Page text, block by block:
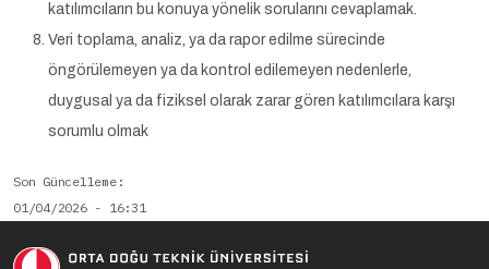
katılımcıların bu konuya yönelik sorularını cevaplamak.
Veri toplama, analiz, ya da rapor edilme sürecinde
öngörülemeyen ya da kontrol edilemeyen nedenlerle,
duygusal ya da fiziksel olarak zarar gören katılımcılara karşı
sorumlu olmak
Son Güncelleme
01/04/2026 - 16:31